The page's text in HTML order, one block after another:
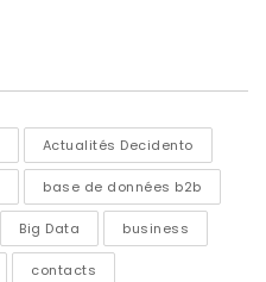
Actualités Decidento
base de données b2b
Big Data business
contacts